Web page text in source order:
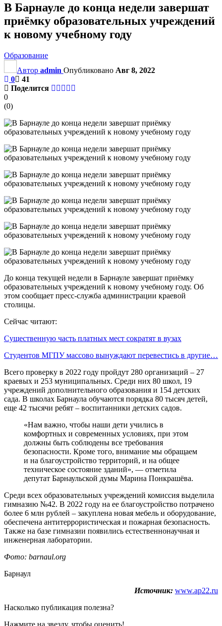
В Барнауле до конца недели завершат
приёмку образовательных учреждений
к новому учебному году
Образование
Автор admin Опубликовано Авг 8, 2022
0
41
Поделится
0
(0)
До конца текущей недели в Барнауле завершат приёмку
образовательных учреждений к новому учебному году. Об
этом сообщает пресс-служба администрации краевой
столицы.
Сейчас читают:
Существенную часть платных мест сократят в вузах
Студентов МГПУ массово вынуждают перевестись в другие…
Всего проверку в 2022 году пройдут 280 организаций – 27
краевых и 253 муниципальных. Среди них 80 школ, 19
учреждений дополнительного образования и 154 детских
сада. В школах Барнаула обучаются порядка 80 тысяч детей,
еще 42 тысячи ребят – воспитанники детских садов.
«Нам важно, чтобы наши дети учились в
комфортных и современных условиях, при этом
должны быть соблюдены все требования
безопасности. Кроме того, внимание мы обращаем
и на благоустройство территорий, и на общее
техническое состояние зданий», — отметила
депутат Барнаульской думы Марина Понкрашёва.
Среди всех образовательных учреждений комиссия выделила
гимназию №42. В 2022 году на ее благоустройство потрачено
более 6 млн рублей – закуплена новая мебель и оборудование,
обеспечена антитеррористическая и пожарная безопасность.
Также на базе гимназии появились естественнонаучная и
инженерная лаборатории.
Фото: barnaul.org
Барнаул
Источник: www.ap22.ru
Насколько публикация полезна?
Нажмите на звезду, чтобы оценить!